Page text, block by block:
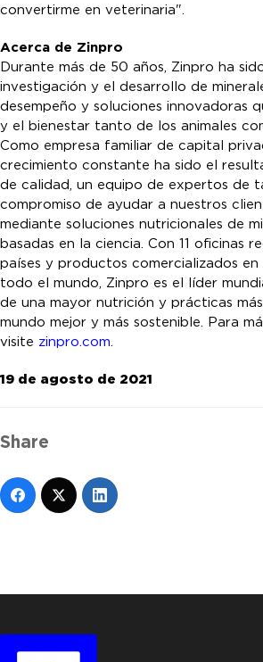
convertirme en veterinaria".
Acerca de Zinpro
Durante más de 50 años, Zinpro ha
investigación y el desarrollo de
desempeño y soluciones innovadoras
y el bienestar tanto de los animales
Como empresa familiar de capital
crecimiento constante ha sido el
de calidad, un equipo de expertos de
compromiso de ayudar a nuestros
mediante soluciones nutricionales de
basadas en la ciencia. Con 11 oficinas
países y productos comercializados en
todo el mundo, Zinpro es el líder
de una mayor nutrición y prácticas
mundo mejor y más sostenible. Para
visite zinpro.com.
19 de agosto de 2021
Share